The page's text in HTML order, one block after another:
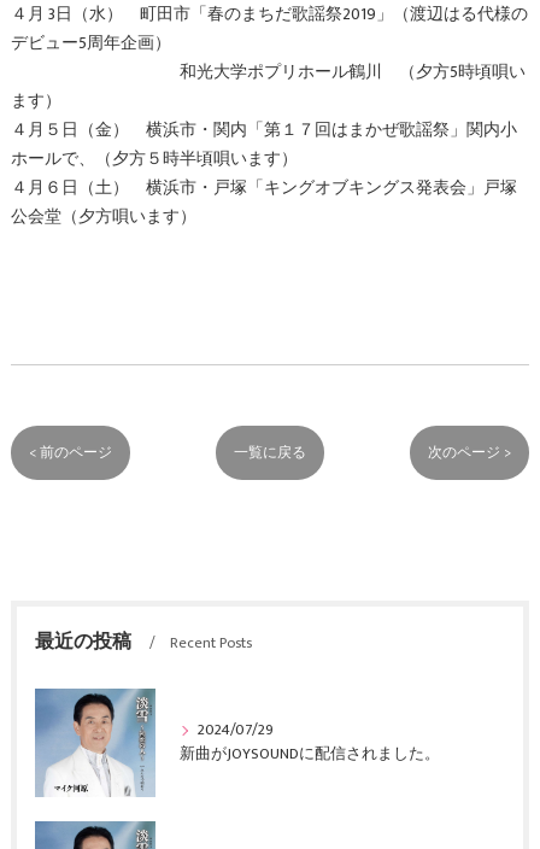
４月 3日（水） 町田市「春のまちだ歌謡祭2019」（渡辺はる代様の
デビュー5周年企画）
和光大学ポプリホール鶴川 （夕方5時頃唄い
ます）
４月５日（金） 横浜市・関内「第１７回はまかぜ歌謡祭」関内小
ホールで、（夕方５時半頃唄います）
４月６日（土） 横浜市・戸塚「キングオブキングス発表会」戸塚
公会堂（夕方唄います）
< 前のページ 一覧に戻る 次のページ >
最近の投稿 Recent Posts
2024/07/29
新曲がJOYSOUNDに配信されました。